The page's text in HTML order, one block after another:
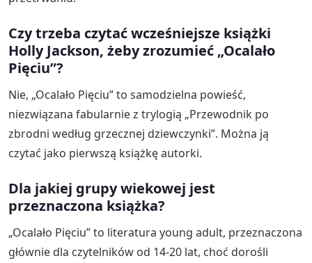
Czy trzeba czytać wcześniejsze książki
Holly Jackson, żeby zrozumieć „Ocalało
Pięciu”?
Nie, „Ocalało Pięciu” to samodzielna powieść,
niezwiązana fabularnie z trylogią „Przewodnik po
zbrodni według grzecznej dziewczynki”. Można ją
czytać jako pierwszą książkę autorki.
Dla jakiej grupy wiekowej jest
przeznaczona książka?
„Ocalało Pięciu” to literatura young adult, przeznaczona
głównie dla czytelników od 14-20 lat, choć dorośli